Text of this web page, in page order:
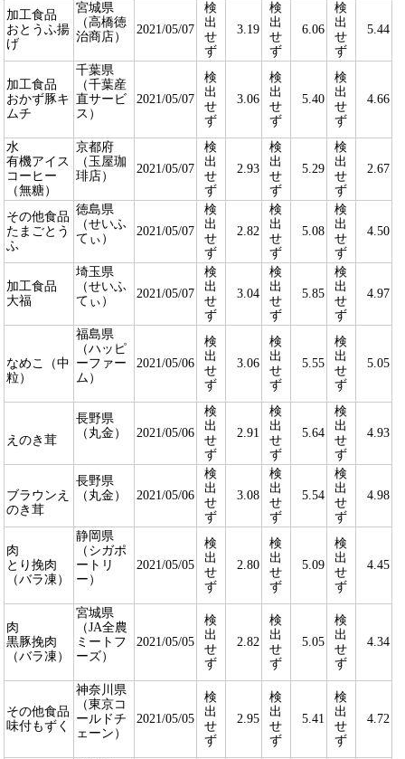
加工食品
おとうふ揚
げ
宮城県
（高橋徳
治商店）
2021/05/07
検
出
せ
ず
3.19
検
出
せ
ず
6.06
検
出
せ
ず
5.44
加工食品
おかず豚キ
ムチ
千葉県
（千葉産
直サービ
ス）
2021/05/07
検
出
せ
ず
3.06
検
出
せ
ず
5.40
検
出
せ
ず
4.66
水
有機アイス
コーヒー
（無糖）
京都府
（玉屋珈
琲店）
2021/05/07
検
出
せ
ず
2.93
検
出
せ
ず
5.29
検
出
せ
ず
2.67
その他食品
たまごとう
ふ
徳島県
（せいふ
てぃ）
2021/05/07
検
出
せ
ず
2.82
検
出
せ
ず
5.08
検
出
せ
ず
4.50
加工食品
大福
埼玉県
（せいふ
てぃ）
2021/05/07
検
出
せ
ず
3.04
検
出
せ
ず
5.85
検
出
せ
ず
4.97
なめこ（中
粒）
福島県
（ハッピ
ーファー
ム）
2021/05/06
検
出
せ
ず
3.06
検
出
せ
ず
5.55
検
出
せ
ず
5.05
えのき茸
長野県
（丸金）
2021/05/06
検
出
せ
ず
2.91
検
出
せ
ず
5.64
検
出
せ
ず
4.93
ブラウンえ
のき茸
長野県
（丸金）
2021/05/06
検
出
せ
ず
3.08
検
出
せ
ず
5.54
検
出
せ
ず
4.98
肉
とり挽肉
（バラ凍）
静岡県
（シガポ
ートリ
ー）
2021/05/05
検
出
せ
ず
2.80
検
出
せ
ず
5.09
検
出
せ
ず
4.45
肉
黒豚挽肉
（バラ凍）
宮城県
（JA全農
ミートフ
ーズ）
2021/05/05
検
出
せ
ず
2.82
検
出
せ
ず
5.05
検
出
せ
ず
4.34
その他食品
味付もずく
神奈川県
（東京コ
ールドチ
ェーン）
2021/05/05
検
出
せ
ず
2.95
検
出
せ
ず
5.41
検
出
せ
ず
4.72